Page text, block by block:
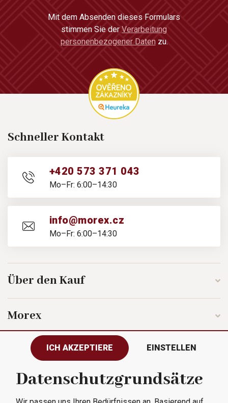
Mit dem Absenden dieses Formulars
stimmen Sie der Verarbeitung
personenbezogener Daten zu.
Schneller Kontakt
+420 573 371 043
Mo–Fr: 6:00–14:30
info@morex.cz
Mo–Fr: 6:00–14:30
Über den Kauf
Morex
Folgen Sie uns
ICH AKZEPTIERE EINSTELLEN
Datenschutzgrundsätze